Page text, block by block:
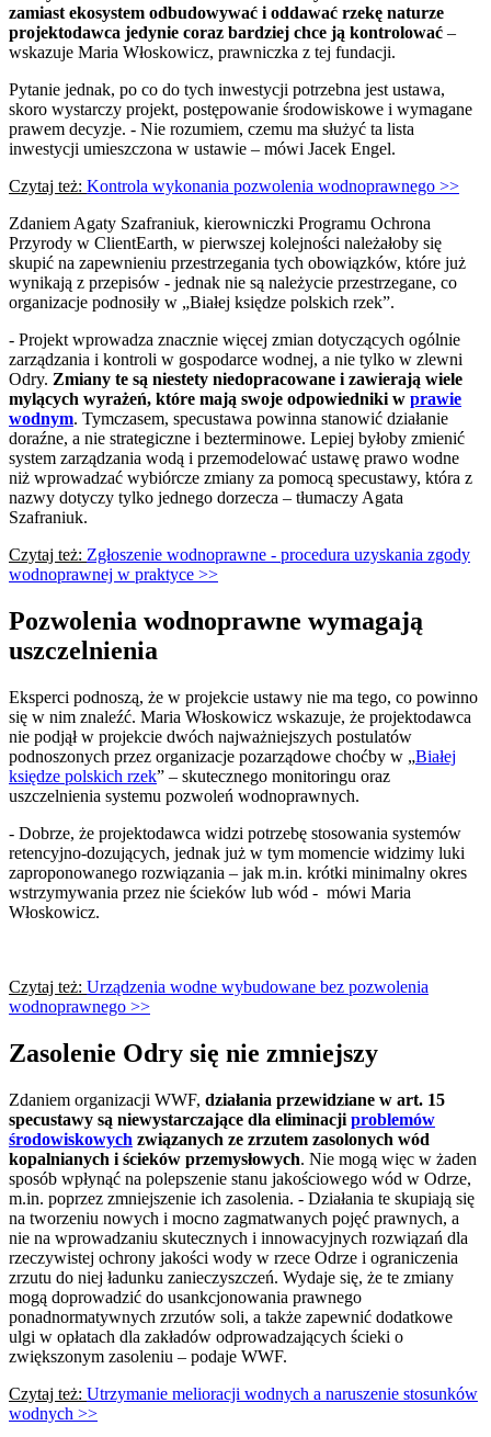
zamiast ekosystem odbudowywać i oddawać rzekę naturze
projektodawca jedynie coraz bardziej chce ją kontrolować –
wskazuje Maria Włoskowicz, prawniczka z tej fundacji.
Pytanie jednak, po co do tych inwestycji potrzebna jest ustawa,
skoro wystarczy projekt, postępowanie środowiskowe i wymagane
prawem decyzje. - Nie rozumiem, czemu ma służyć ta lista
inwestycji umieszczona w ustawie – mówi Jacek Engel.
Czytaj też: Kontrola wykonania pozwolenia wodnoprawnego >>
Zdaniem Agaty Szafraniuk, kierowniczki Programu Ochrona
Przyrody w ClientEarth, w pierwszej kolejności należałoby się
skupić na zapewnieniu przestrzegania tych obowiązków, które już
wynikają z przepisów - jednak nie są należycie przestrzegane, co
organizacje podnosiły w „Białej księdze polskich rzek”.
- Projekt wprowadza znacznie więcej zmian dotyczących ogólnie
zarządzania i kontroli w gospodarce wodnej, a nie tylko w zlewni
Odry. Zmiany te są niestety niedopracowane i zawierają wiele
mylących wyrażeń, które mają swoje odpowiedniki w prawie
wodnym. Tymczasem, specustawa powinna stanowić działanie
doraźne, a nie strategiczne i bezterminowe. Lepiej byłoby zmienić
system zarządzania wodą i przemodelować ustawę prawo wodne
niż wprowadzać wybiórcze zmiany za pomocą specustawy, która z
nazwy dotyczy tylko jednego dorzecza – tłumaczy Agata
Szafraniuk.
Czytaj też: Zgłoszenie wodnoprawne - procedura uzyskania zgody
wodnoprawnej w praktyce >>
Pozwolenia wodnoprawne wymagają
uszczelnienia
Eksperci podnoszą, że w projekcie ustawy nie ma tego, co powinno
się w nim znaleźć. Maria Włoskowicz wskazuje, że projektodawca
nie podjął w projekcie dwóch najważniejszych postulatów
podnoszonych przez organizacje pozarządowe choćby w „Białej
księdze polskich rzek” – skutecznego monitoringu oraz
uszczelnienia systemu pozwoleń wodnoprawnych.
- Dobrze, że projektodawca widzi potrzebę stosowania systemów
retencyjno-dozujących, jednak już w tym momencie widzimy luki
zaproponowanego rozwiązania – jak m.in. krótki minimalny okres
wstrzymywania przez nie ścieków lub wód - mówi Maria
Włoskowicz.
Czytaj też: Urządzenia wodne wybudowane bez pozwolenia
wodnoprawnego >>
Zasolenie Odry się nie zmniejszy
Zdaniem organizacji WWF, działania przewidziane w art. 15
specustawy są niewystarczające dla eliminacji problemów
środowiskowych związanych ze zrzutem zasolonych wód
kopalnianych i ścieków przemysłowych. Nie mogą więc w żaden
sposób wpłynąć na polepszenie stanu jakościowego wód w Odrze,
m.in. poprzez zmniejszenie ich zasolenia. - Działania te skupiają się
na tworzeniu nowych i mocno zagmatwanych pojęć prawnych, a
nie na wprowadzaniu skutecznych i innowacyjnych rozwiązań dla
rzeczywistej ochrony jakości wody w rzece Odrze i ograniczenia
zrzutu do niej ładunku zanieczyszczeń. Wydaje się, że te zmiany
mogą doprowadzić do usankcjonowania prawnego
ponadnormatywnych zrzutów soli, a także zapewnić dodatkowe
ulgi w opłatach dla zakładów odprowadzających ścieki o
zwiększonym zasoleniu – podaje WWF.
Czytaj też: Utrzymanie melioracji wodnych a naruszenie stosunków
wodnych >>